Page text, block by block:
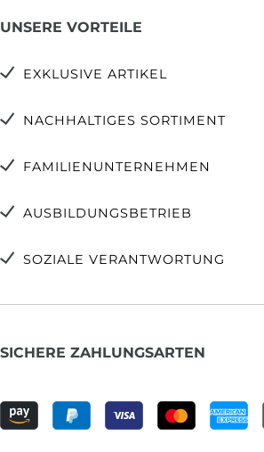
UNSERE VORTEILE
EXKLUSIVE ARTIKEL
NACHHALTIGES SORTIMENT
FAMILIENUNTERNEHMEN
AUSBILDUNGSBETRIEB
SOZIALE VERANTWORTUNG
SICHERE ZAHLUNGSARTEN